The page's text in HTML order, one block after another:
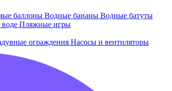
баллоны Водные бананы Водные батуты
Пляжные игры
ограждения Насосы и вентиляторы